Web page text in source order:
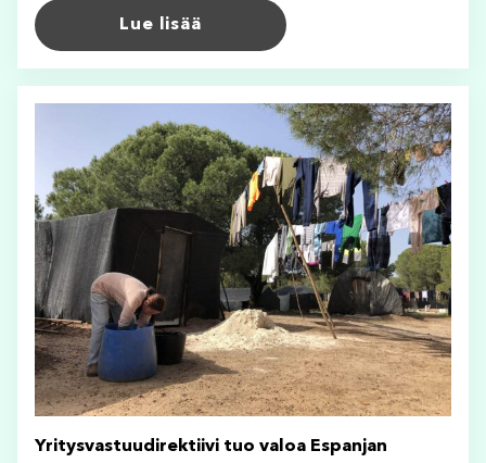
Lue lisää
Yritysvastuudirektiivi tuo valoa Espanjan